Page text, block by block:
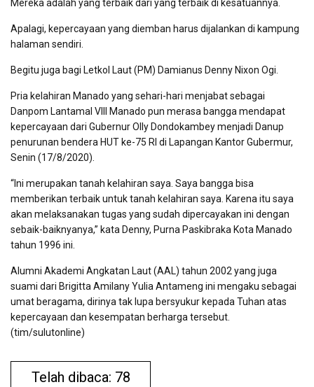
Mereka adalah yang terbaik dari yang terbaik di kesatuannya.
Apalagi, kepercayaan yang diemban harus dijalankan di kampung
halaman sendiri.
Begitu juga bagi Letkol Laut (PM) Damianus Denny Nixon Ogi.
Pria kelahiran Manado yang sehari-hari menjabat sebagai
Danpom Lantamal VIII Manado pun merasa bangga mendapat
kepercayaan dari Gubernur Olly Dondokambey menjadi Danup
penurunan bendera HUT ke-75 RI di Lapangan Kantor Gubermur,
Senin (17/8/2020).
“Ini merupakan tanah kelahiran saya. Saya bangga bisa
memberikan terbaik untuk tanah kelahiran saya. Karena itu saya
akan melaksanakan tugas yang sudah dipercayakan ini dengan
sebaik-baiknyanya,” kata Denny, Purna Paskibraka Kota Manado
tahun 1996 ini.
Alumni Akademi Angkatan Laut (AAL) tahun 2002 yang juga
suami dari Brigitta Amilany Yulia Antameng ini mengaku sebagai
umat beragama, dirinya tak lupa bersyukur kepada Tuhan atas
kepercayaan dan kesempatan berharga tersebut.
(tim/sulutonline)
Telah dibaca: 78